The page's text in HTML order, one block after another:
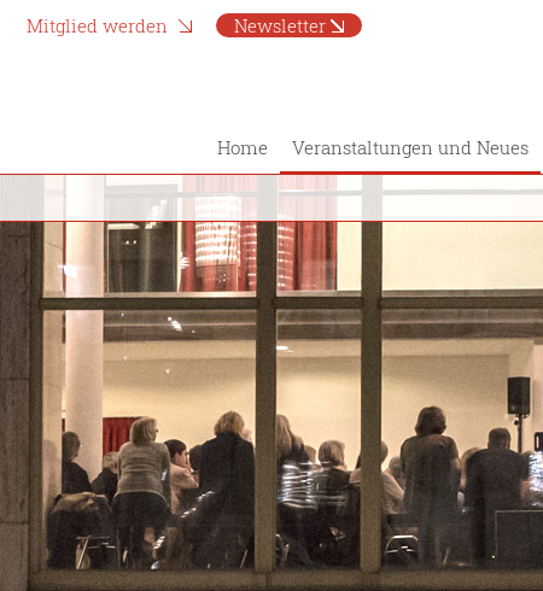
Mitglied werden Newsletter
Home Veranstaltungen und Neues